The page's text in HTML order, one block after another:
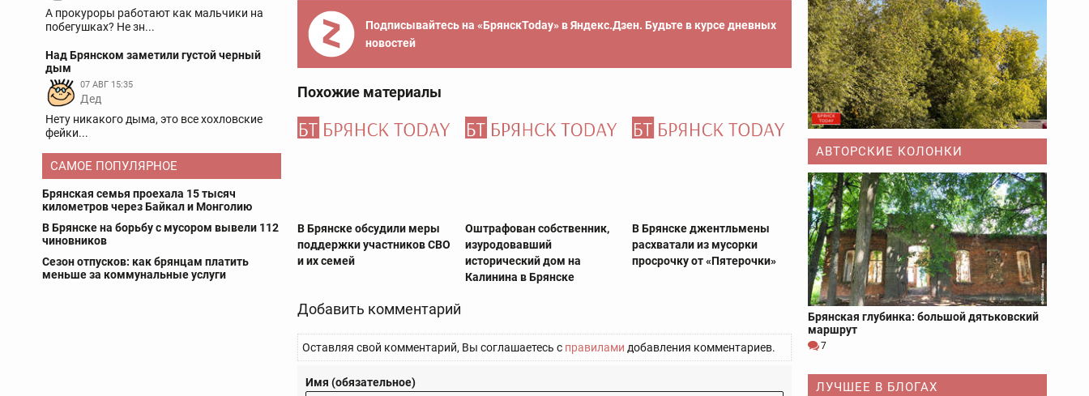
А прокуроры работают как мальчики на
побегушках? Не зн...
Над Брянском заметили густой черный
дым
07 АВГ 15:35
Дед
Нету никакого дыма, это все хохловские
фейки...
САМОЕ ПОПУЛЯРНОЕ
Брянская семья проехала 15 тысяч
километров через Байкал и Монголию
В Брянске на борьбу с мусором вывели 112
чиновников
Сезон отпусков: как брянцам платить
меньше за коммунальные услуги
Подписывайтесь на «БрянскToday» в Яндекс.Дзен. Будьте в курсе дневных
новостей
Похожие материалы
В Брянске обсудили меры
поддержки участников СВО
и их семей
Оштрафован собственник,
изуродовавший
исторический дом на
Калинина в Брянске
В Брянске джентльмены
расхватали из мусорки
просрочку от «Пятерочки»
Добавить комментарий
Оставляя свой комментарий, Вы соглашаетесь с правилами добавления комментариев.
Имя (обязательное)
АВТОРСКИЕ КОЛОНКИ
Брянская глубинка: большой дятьковский
маршрут
7
ЛУЧШЕЕ В БЛОГАХ